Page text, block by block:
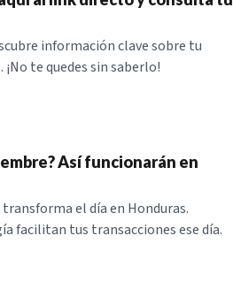
información clave sobre tu
te quedes sin saberlo!
Así funcionarán en
el día en Honduras.
facilitan tus transacciones ese día.